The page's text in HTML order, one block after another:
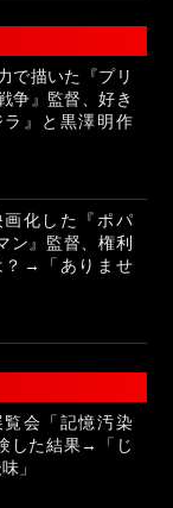
で描いた『プリ
争』監督、好き
』と黒澤明作
画化した『ポパ
ン』監督、権利
？→「ありませ
覧会「記憶汚染
した結果→「じ
」